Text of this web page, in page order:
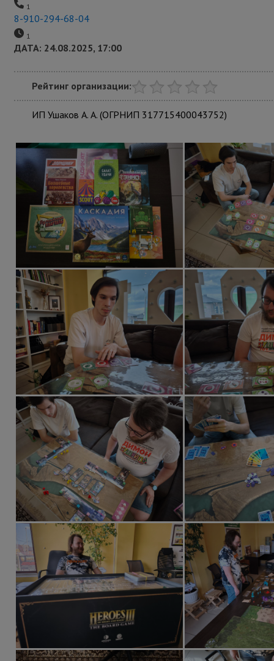
1
8-910-294-68-04
1
ДАТА: 24.08.2025, 17:00
Рейтинг организации:
ИП Ушаков А. А. (ОГРНИП 317715400043752)